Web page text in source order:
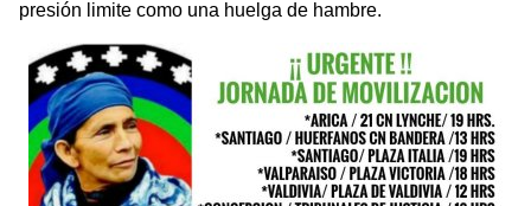
presión limite como una huelga de hambre.